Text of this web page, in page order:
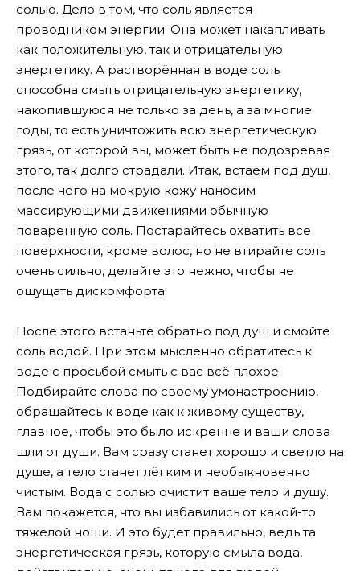
солью. Дело в том, что соль является
проводником энергии. Она может накапливать
как положительную, так и отрицательную
энергетику. А растворённая в воде соль
способна смыть отрицательную энергетику,
накопившуюся не только за день, а за многие
годы, то есть уничтожить всю энергетическую
грязь, от которой вы, может быть не подозревая
этого, так долго страдали. Итак, встаём под душ,
после чего на мокрую кожу наносим
массирующими движениями обычную
поваренную соль. Постарайтесь охватить все
поверхности, кроме волос, но не втирайте соль
очень сильно, делайте это нежно, чтобы не
ощущать дискомфорта.
После этого встаньте обратно под душ и смойте
соль водой. При этом мысленно обратитесь к
воде с просьбой смыть с вас всё плохое.
Подбирайте слова по своему умонастроению,
обращайтесь к воде как к живому существу,
главное, чтобы это было искренне и ваши слова
шли от души. Вам сразу станет хорошо и светло на
душе, а тело станет лёгким и необыкновенно
чистым. Вода с солью очистит ваше тело и душу.
Вам покажется, что вы избавились от какой-то
тяжёлой ноши. И это будет правильно, ведь та
энергетическая грязь, которую смыла вода,